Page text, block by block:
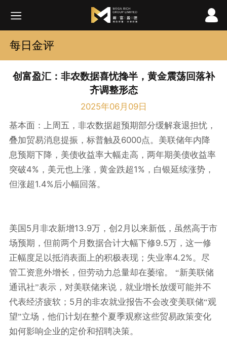
每日金评
创富盈汇：非农数据喜忧搀半，黄金震荡回落补
齐调整形态
2025年06月09日
基本面：上周五，非农数据超预期部分缓解衰退担忧，
叠加贸易消息提振，标普触及 6000点。美联储年内降
息预期下降，美债收益率大幅走高，两年期美债收益率
突破4% ，美元也上涨，黄金跌超1% ，白银延续涨势，
但涨超1.4%后小幅回落。
美国 5 月非农新增13.9万，创 2 月以来新低，虽然高于市
场预期，但前两个月数据合计大幅下修9.5万，这一修
正幅度足以抵消表面上的积极表现；失业率4.2%。尽
管工资意外增长，但劳动力总量却在萎缩。
“新美联储
通讯社”表示，对美联储来说，就业增长放缓可能并不
代表经济疲软； 5 月的非农就业报告不会改变美联储“观
望”立场，他们计划在整个夏季观察这些贸易政策变化
如何影响企业的定价和招聘决策。